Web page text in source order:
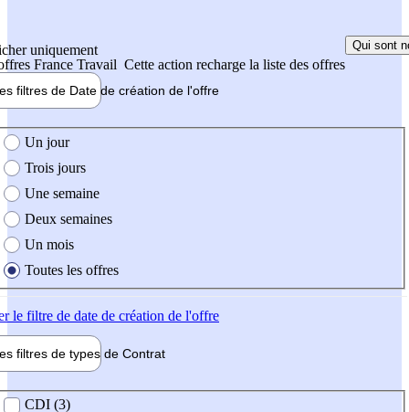
uniquement
France Travail Cette action recharge la liste des offres
Qui sont
filtres de Date de création de l'offre
création de l'offre
Un jour
Trois jours
Une semaine
Deux semaines
Un mois
Toutes les offres
le filtre de date de création de l'offre
filtres de types de Contrat
contrat
CDI (3)